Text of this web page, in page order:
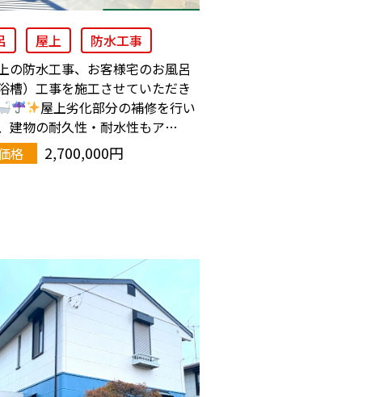
屋上
防水工事
の防水工事、お客様宅のお風呂
槽）工事を施工させていただき
屋上劣化部分の補修を行い
建物の耐久性・耐水性もア…
格
2,700,000円